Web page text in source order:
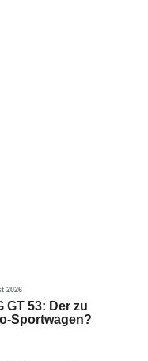
2026
GT 53: Der zu
Sportwagen?